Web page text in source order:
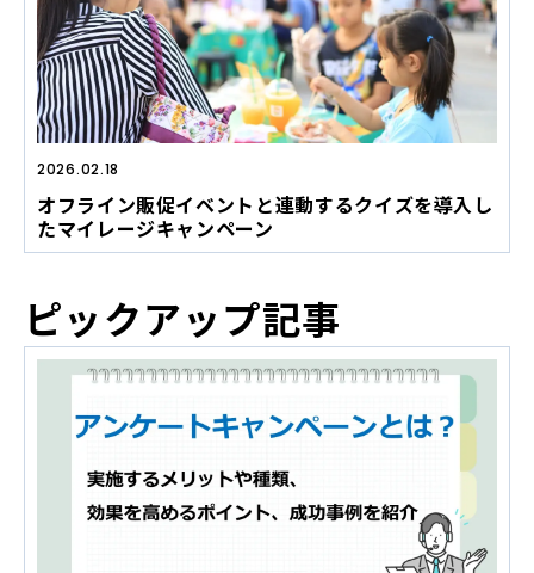
2026.02.18
オフライン販促イベントと連動するクイズを導入し
たマイレージキャンペーン
ピックアップ記事